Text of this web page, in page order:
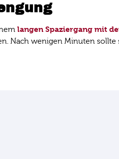
langen Spaziergang mit
Nach wenigen Minuten sollte